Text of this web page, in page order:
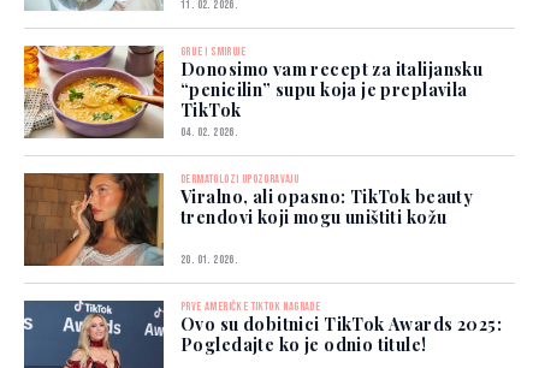
11. 02. 2026.
GRIJE I SMIRUJE
Donosimo vam recept za italijansku
“penicilin” supu koja je preplavila
TikTok
04. 02. 2026.
DERMATOLOZI UPOZORAVAJU
Viralno, ali opasno: TikTok beauty
trendovi koji mogu uništiti kožu
20. 01. 2026.
PRVE AMERIČKE TIKTOK NAGRADE
Ovo su dobitnici TikTok Awards 2025:
Pogledajte ko je odnio titule!